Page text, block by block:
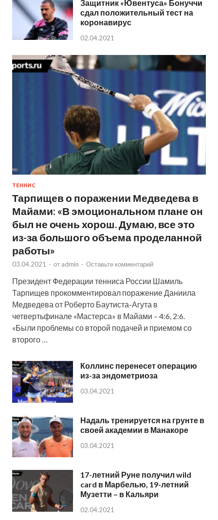
Защитник «Ювентуса» Бонуччи
сдал положительный тест на
коронавирус
02.04.2021
ТЕННИС
Тарпищев о поражении Медведева в
Майами: «В эмоциональном плане он
был не очень хорош. Думаю, все это
из-за большого объема проделанной
работы»
03.04.2021 - от admin - Оставьте комментарий
Президент Федерации тенниса России Шамиль
Тарпищев прокомментировал поражение Даниила
Медведева от Роберто Баутиста-Агута в
четвертьфинале «Мастерса» в Майами – 4:6, 2:6.
«Были проблемы со второй подачей и приемом со
второго …
Коллинс перенесет операцию
из-за эндометриоза
03.04.2021
Надаль тренируется на грунте в
своей академии в Манакоре
03.04.2021
17-летний Руне получил wild
card в Марбелью, 19-летний
Музетти – в Кальяри
02.04.2021